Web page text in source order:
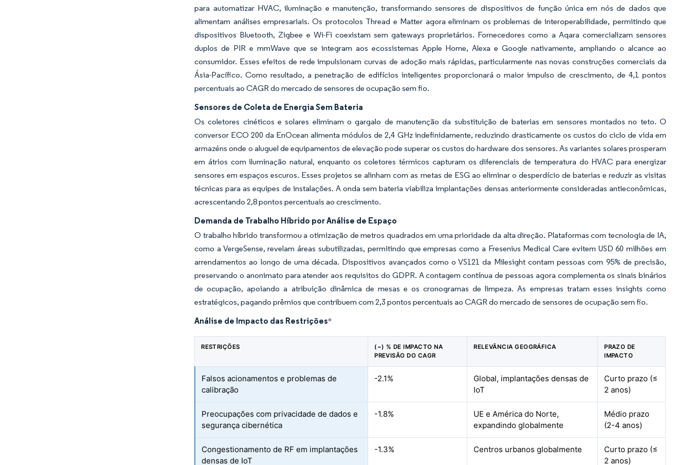
para automatizar HVAC, iluminação e manutenção, transformando sensores de dispositivos de função única em nós de dados que
alimentam análises empresariais. Os protocolos Thread e Matter agora eliminam os problemas de interoperabilidade, permitindo que
dispositivos Bluetooth, Zigbee e Wi-Fi coexistam sem gateways proprietários. Fornecedores como a Aqara comercializam sensores
duplos de PIR e mmWave que se integram aos ecossistemas Apple Home, Alexa e Google nativamente, ampliando o alcance ao
consumidor. Esses efeitos de rede impulsionam curvas de adoção mais rápidas, particularmente nas novas construções comerciais da
Ásia-Pacífico. Como resultado, a penetração de edifícios inteligentes proporcionará o maior impulso de crescimento, de 4,1 pontos
percentuais ao CAGR do mercado de sensores de ocupação sem fio.
Sensores de Coleta de Energia Sem Bateria
Os coletores cinéticos e solares eliminam o gargalo de manutenção da substituição de baterias em sensores montados no teto. O
conversor ECO 200 da EnOcean alimenta módulos de 2,4 GHz indefinidamente, reduzindo drasticamente os custos do ciclo de vida em
armazéns onde o aluguel de equipamentos de elevação pode superar os custos do hardware dos sensores. As variantes solares prosperam
em átrios com iluminação natural, enquanto os coletores térmicos capturam os diferenciais de temperatura do HVAC para energizar
sensores em espaços escuros. Esses projetos se alinham com as metas de ESG ao eliminar o desperdício de baterias e reduzir as visitas
técnicas para as equipes de instalações. A onda sem bateria viabiliza implantações densas anteriormente consideradas antieconômicas,
acrescentando 2,8 pontos percentuais ao crescimento.
Demanda de Trabalho Híbrido por Análise de Espaço
O trabalho híbrido transformou a otimização de metros quadrados em uma prioridade da alta direção. Plataformas com tecnologia de IA,
como a VergeSense, revelam áreas subutilizadas, permitindo que empresas como a Fresenius Medical Care evitem USD 60 milhões em
arrendamentos ao longo de uma década. Dispositivos avançados como o VS121 da Milesight contam pessoas com 95% de precisão,
preservando o anonimato para atender aos requisitos do GDPR. A contagem contínua de pessoas agora complementa os sinais binários
de ocupação, apoiando a atribuição dinâmica de mesas e os cronogramas de limpeza. As empresas tratam esses insights como
estratégicos, pagando prêmios que contribuem com 2,3 pontos percentuais ao CAGR do mercado de sensores de ocupação sem fio.
Análise de Impacto das Restrições*
RESTRIÇÕES
(~) % DE IMPACTO NA
PREVISÃO DO CAGR
RELEVÂNCIA GEOGRÁFICA
PRAZO DE
IMPACTO
Falsos acionamentos e problemas de
calibração
-2.1%
Global, implantações densas de
IoT
Curto prazo (≤
2 anos)
Preocupações com privacidade de dados e
segurança cibernética
-1.8%
UE e América do Norte,
expandindo globalmente
Médio prazo
(2-4 anos)
Congestionamento de RF em implantações
densas de IoT
-1.3% Centros urbanos globalmente
Curto prazo (≤
2 anos)